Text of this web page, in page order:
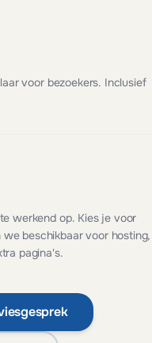
voor bezoekers. Inclusief
werkend op. Kies je voor
beschikbaar voor hosting,
pagina's.